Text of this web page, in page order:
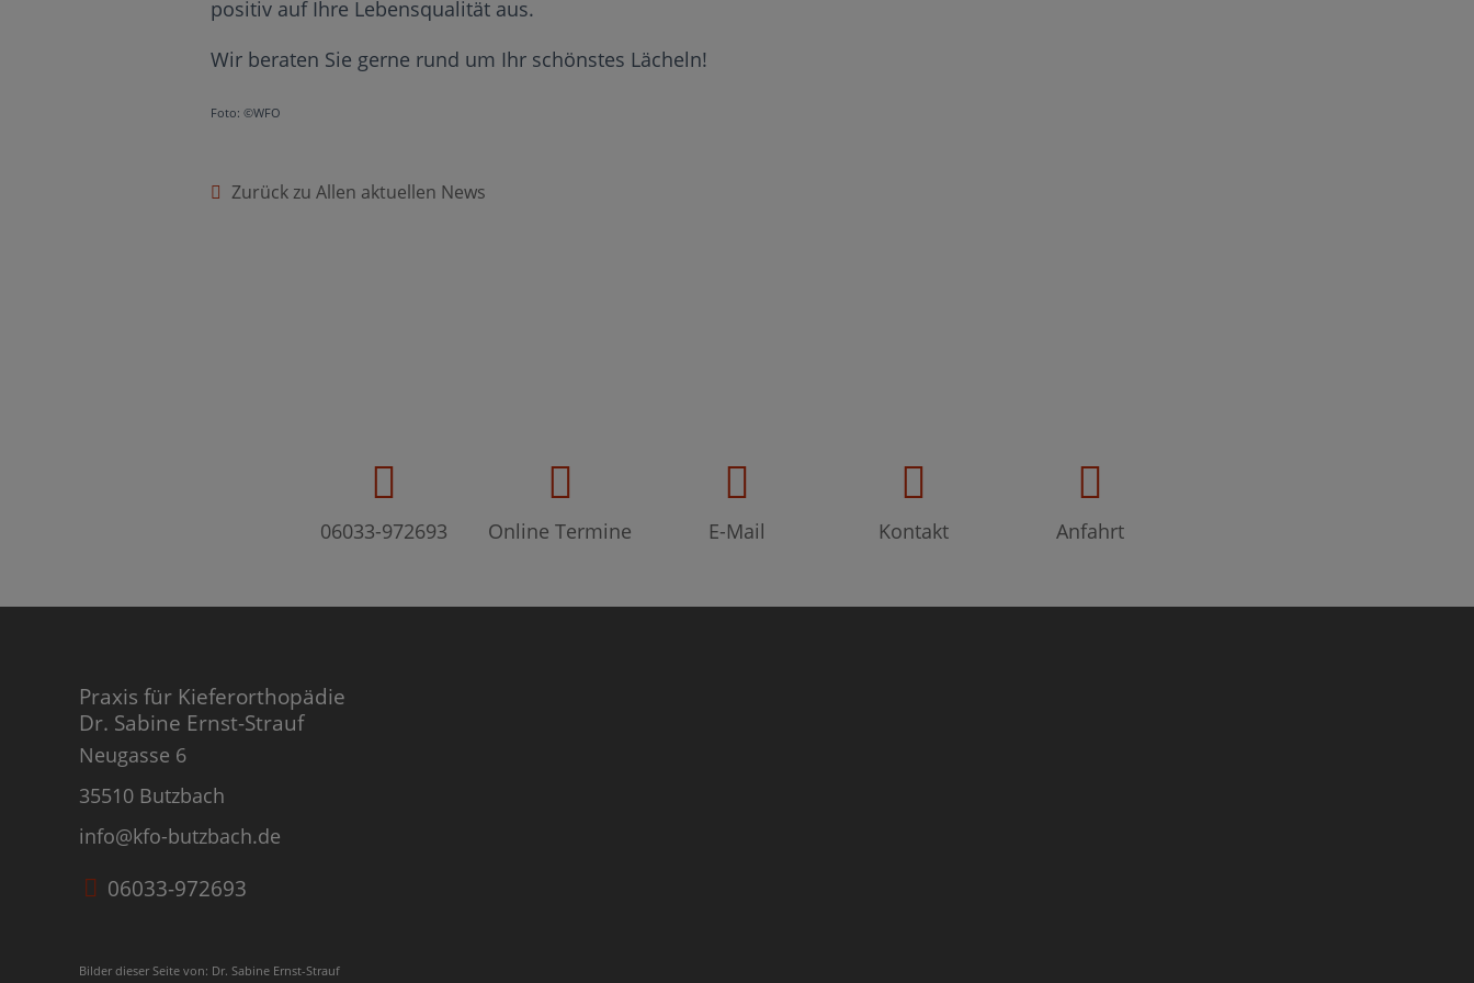
positiv auf Ihre Lebensqualität aus.
Wir beraten Sie gerne rund um Ihr schönstes Lächeln!
Foto: ©WFO
Zurück zu Allen aktuellen News
06033-972693 E-Mail
Online Termine Kontakt Anfahrt
Praxis für Kieferorthopädie
Dr. Sabine Ernst-Strauf
Neugasse 6
35510 Butzbach
info@kfo-butzbach.de
06033-972693
Bilder dieser Seite von: Dr. Sabine Ernst-Strauf